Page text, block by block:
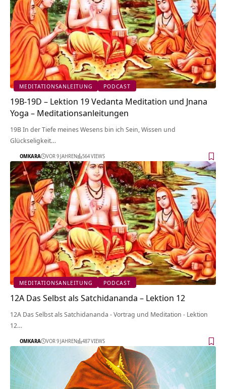
MEDITATIONSANLEITUNG PODCAST
19B-19D – Lektion 19 Vedanta Meditation und Jnana
Yoga – Meditationsanleitungen
19B In der Tiefe meines Wesens bin ich Sein, Wissen und
Glückseligkeit…
OMKARA VOR 9 JAHREN 564 VIEWS
MEDITATIONSANLEITUNG PODCAST
12A Das Selbst als Satchidananda – Lektion 12
12A Das Selbst als Satchidananda - Vortrag und Meditation - Lektion
12…
OMKARA VOR 9 JAHREN 487 VIEWS